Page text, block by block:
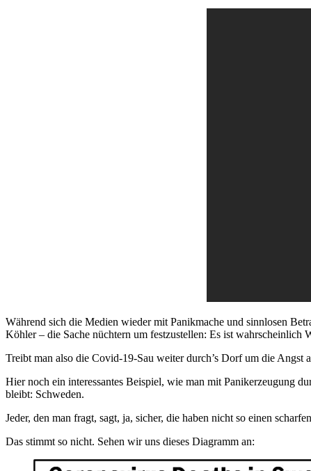
Während sich die Medien wieder mit Panikmache und sinnlosen
Köhler – die Sache nüchtern um festzustellen: Es ist
Treibt man also die Covid-19-Sau weiter durch’s Dorf um die
Hier noch ein interessantes Beispiel, wie man mit Panikerzeugung
bleibt: Schweden.
Jeder, den man fragt, sagt, ja, sicher, die haben nicht so einen
Das stimmt so nicht. Sehen wir uns dieses Diagramm an: